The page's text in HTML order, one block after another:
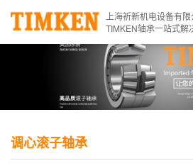
上海祈新机电设备有限
TIMKEN轴承一站式解
调心滚子轴承